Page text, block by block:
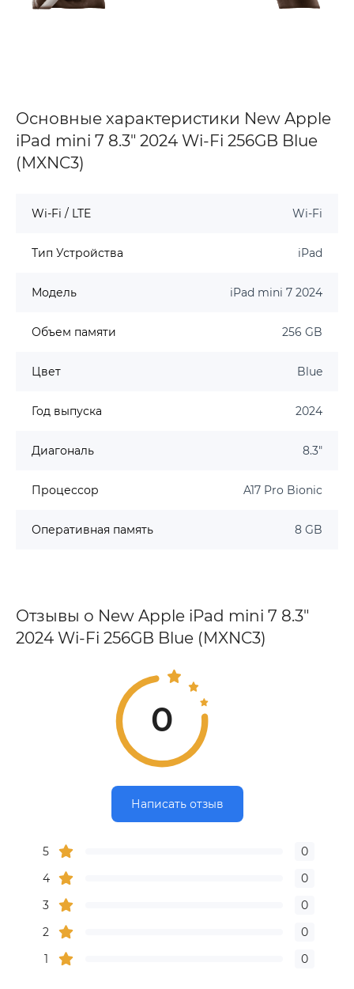
Основные характеристики New Apple
iPad mini 7 8.3" 2024 Wi-Fi 256GB Blue
(MXNC3)
Wi-Fi / LTE Wi-Fi
Тип Устройства iPad
Модель iPad mini 7 2024
Объем памяти 256 GB
Цвет Blue
Год выпуска 2024
Диагональ 8.3"
Процессор A17 Pro Bionic
Оперативная память 8 GB
Отзывы о New Apple iPad mini 7 8.3"
2024 Wi-Fi 256GB Blue (MXNC3)
0
Написать отзыв
5
0
4
0
3
0
2
0
1
0